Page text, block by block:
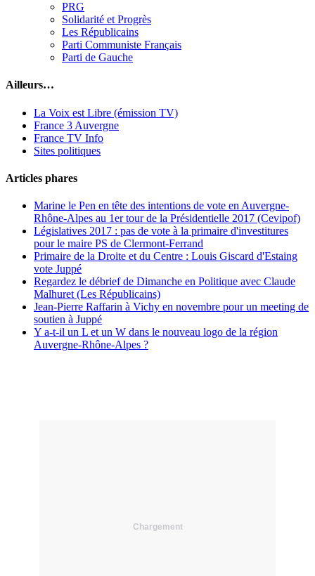
PRG
Solidarité et Progrès
Les Républicains
Parti Communiste Français
Parti de Gauche
Ailleurs…
La Voix est Libre (émission TV)
France 3 Auvergne
France TV Info
Sites politiques
Articles phares
Marine le Pen en tête des intentions de vote en Auvergne-
Rhône-Alpes au 1er tour de la Présidentielle 2017 (Cevipof)
Législatives 2017 : pas de vote à la primaire d'investitures
pour le maire PS de Clermont-Ferrand
Primaire de la Droite et du Centre : Louis Giscard d'Estaing
vote Juppé
Regardez le débrief de Dimanche en Politique avec Claude
Malhuret (Les Républicains)
Jean-Pierre Raffarin à Vichy en novembre pour un meeting de
soutien à Juppé
Y a-t-il un L et un W dans le nouveau logo de la région
Auvergne-Rhône-Alpes ?
Chargement